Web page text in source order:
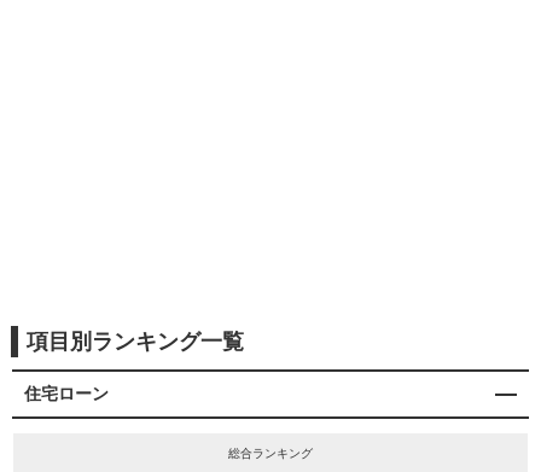
項目別ランキング一覧
住宅ローン
総合ランキング